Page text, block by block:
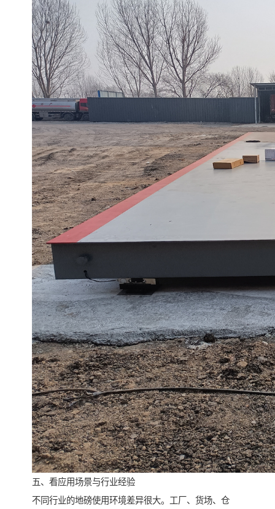
五、看应用场景与行业经验
不同行业的地磅使用环境差异很大。工厂、货场、仓